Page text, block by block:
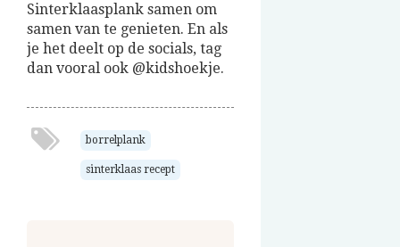
Sinterklaasplank samen om
samen van te genieten. En als
je het deelt op de socials, tag
dan vooral ook @kidshoekje.
borrelplank
sinterklaas recept